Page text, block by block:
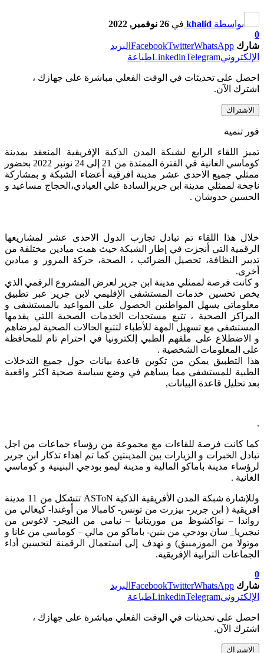
بواسطة khalid في 26 نوفمبر, 2022
0
شارك
FacebookTwitterWhatsApp
البريد
الإلكتروني
LinkedinTelegram طباعة
احصل على تحديثات في الوقت الفعلي مباشرة على جهازك ،
اشترك الآن.
الاشتراك
فور تنمية
تميز اللقاء الرابع لشبكة المدن الذكية الإفريقية المنعقد بمدينة
كوماسي الغانية في الفترة الممتدة من 21 إلى 24 نونبر 2022 بحضور
ممثلي جميع الاحدى عشر مدينة افرقية أعضاء الشبكة و بمشاركة
ناجحة لممثلي مدينة ابن جريرالسادة علي العيادي،الحجاج مساعيد و
الحسين حدوشان .
خلال هذا اللقاء تم تبادل تجارب الدول الاحدى عشر لمشاريعها
الرقمية التي أنجزت في إطار الشبكة حيث همت ميادين مختلفة من
تدبير النظافة، تحصيل الضرائب ، الصحة، حركة المرور و ميادين
أخرى.
و كانت فرصة لممثلي مدينة ابن جرير لعرض المشروع الرقمي الذي
يخص تحسين خدمات المستشفى الإقليمي لابن جرير عبر تطبيق
معلوماتي يسهل المواطنين الحصول على المواعيد بالمستشفى و
المراكز الصحية ، تتبع مستجدات الخدمات الصحية اللتي يقدمها
المستشفى مع تسهيل المهة للأطباء لتتبع الحالات الصحية لمرضاهم
و الاضطلاع على ملفهم الطبي إلكترونيا في احترام تام للمحافظة
على المعلومات الشخصية .
هذا التطبيق يمكن من تكوين قاعدة بيانات حول جميع التدخلات
الطبية للمستشفى مما يساهم في وضع سياسة صحية اكثر واقعية
بعد تحليل قاعدة البيانات,
.
كما كانت فرصة للقاءات مع مجموعة من رؤساء جماعات من اجل
تبادل الخبرات و الزيارات بين المدينتين كما تم اهداء تذكار ابن جرير
لرؤساء مدينة باماكو المالية و مدينة ليمو بودجي البنينية و كوماسي
الغانية .
وللإشارة شبكة المدن الأفريقية الذكية ASToN تتشكل من 11 مدينة
افريقية ( ابن جرير- بيزرت من تونس- كامبالا من أوغندا- كيغالي من
رواندا – نواكشوظ من موريتانيا – نيامي من النيجر- لاغوس من
نيجيريا_ سان بودجي من بنين- باماكو من مالي – كوماسي من غانا و
موتولا من الموزمببق) و تهدف إلى استعمال الرقمنة لتحسين أداء
الجماعات الترابية الإفريقية.
0
شارك
FacebookTwitterWhatsApp
البريد
الإلكتروني
LinkedinTelegram طباعة
احصل على تحديثات في الوقت الفعلي مباشرة على جهازك ،
اشترك الآن.
الاشتراك